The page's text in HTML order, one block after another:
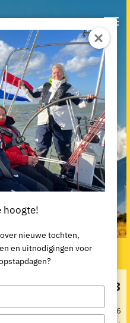
v.a. € 1153
obv 1 pers. op 28-11-2026
hoogte!
nieuwe tochten,
en uitnodigingen voor